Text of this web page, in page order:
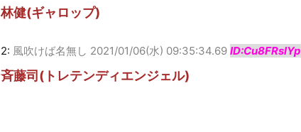
林健(ギャロップ)
2: 風吹けば名無し 2021/01/06(水) 09:35:34.69 ID:Cu8FRslYp
斉藤司(トレテンディエンジェル)